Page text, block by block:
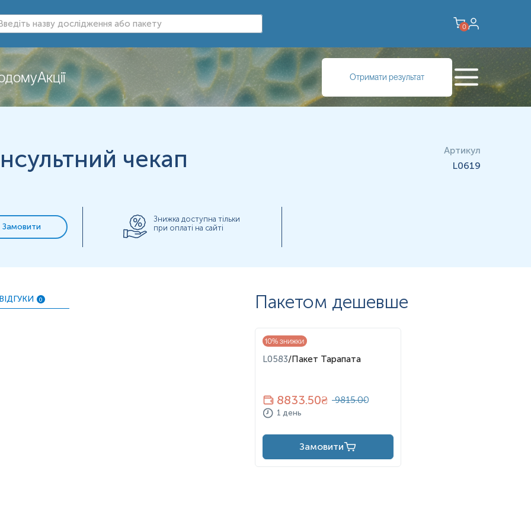
0
Акції Отримати результат
чекап
Артикул
L0619
Замовити
Знижка доступна тільки
при оплаті на сайті
ВІДГУКИ 0 Пакетом дешевше
10% знижки
L0583/Пакет Тарапата
8833.50₴ 9815.00
1 день
Замовити